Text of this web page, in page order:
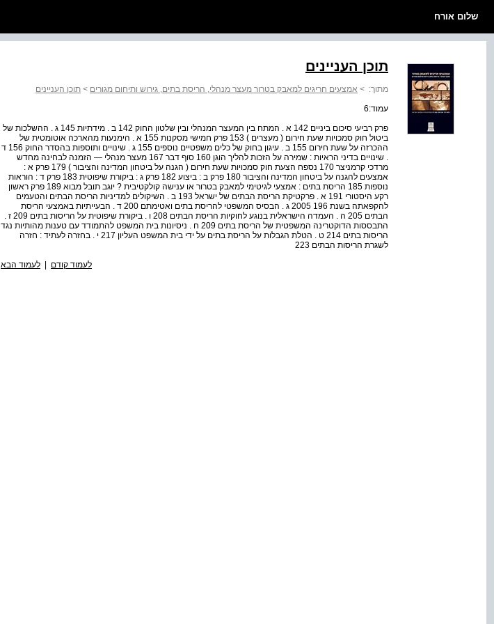
שלום אורח
תוכן העניינים
מתוך: > אמצעים חריגים למאבק בטרור מעצר מנהלי, הריסת בתים, גירוש ותיחום מגורים > תוכן העניינים
עמוד:6
פרק רביעי סיכום ביניים 142 א . המתח בין המעצר המנהלי ובין שלטון החוק 142 ב . מידתיות 145 ג . ההשלכות של
ביטול חוק סמכויות שעת חירום ( מעצרים ) 153 פרק חמישי מסקנות 155 א . הימנעות מהארכה אוטומטית של
ההכרזה על שעת חירום 155 ב . עיגון בחוק של כלים משפטיים נוספים 155 ג . שינויים ותוספות בהסדר החוק 156 ד
. שינויים בדיני הראיות : שמירה על הזכות להליך הוגן 160 סוף דבר 167 מעצר מנהלי — הזמנה לבחינה מחדש
מרדכי קרמניצר 170 נספח הצעת חוק סמכויות שעת חירום ( הגנה על ביטחון המדינה והציבור ) 179 פרק א :
אמצעים להגנה על ביטחון המדינה והציבור 180 פרק ב : ביצוע 182 פרק ג : ביקורת שיפוטית 183 פרק ד : הוראות
נוספות 185 הריסת בתים : אמצעי לגיטימי למאבק בטרור או ענישה קולקטיבית ? יוגב תובל מבוא 189 פרק ראשון
רקע היסטורי 191 א . פרקטיקת הריסת הבתים של ישראל 193 ב . השיקולים למדיניות הריסת הבתים והטעמים
להקפאתה בשנת 196 2005 ג . הבסיס המשפטי להריסת בתים ואטימתם 200 ד . הבעייתיות באמצעי הריסת
הבתים 205 ה . העמדה הישראלית בנוגע לחוקיות הריסת הבתים 208 ו . ביקורת שיפוטית על הריסות בתים 209 ז .
התבססות הדוקטרינה המשפטית של הריסת בתים 209 ח . ניסיונות בית המשפט להתמודד עם טענות מהותיות נגד
הריסות בתים 214 ט . הטלת הגבלות על הריסת בתים על ידי בית המשפט העליון 217 י . בחזרה לעתיד : חזרה
לשגרת הריסות הבתים 223
לעמוד קודם | לעמוד הבא